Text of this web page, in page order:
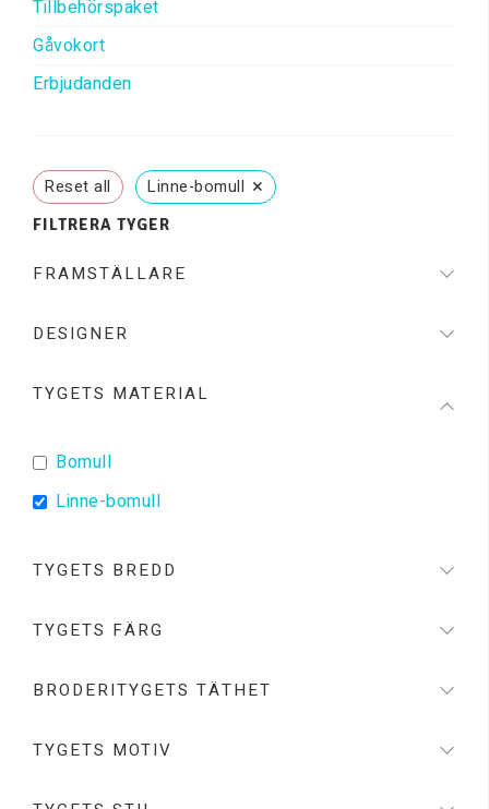
Tillbehörspaket
Gåvokort
Erbjudanden
Reset all Linne-bomull ×
FILTRERA TYGER
FRAMSTÄLLARE
DESIGNER
TYGETS MATERIAL
Bomull
Linne-bomull
TYGETS BREDD
TYGETS FÄRG
BRODERITYGETS TÄTHET
TYGETS MOTIV